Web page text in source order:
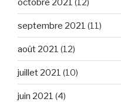
octobre 2021 (12)
septembre 2021 (11)
août 2021 (12)
juillet 2021 (10)
juin 2021 (4)